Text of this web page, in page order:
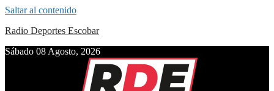
Saltar al contenido
Radio Deportes Escobar
Sábado 08 Agosto, 2026